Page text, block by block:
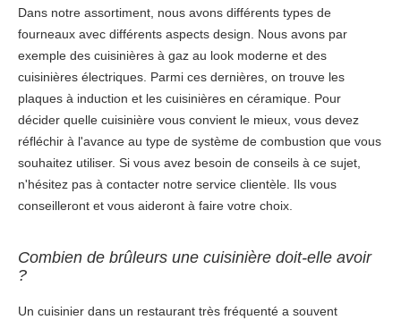
Dans notre assortiment, nous avons différents types de
fourneaux avec différents aspects design. Nous avons par
exemple des cuisinières à gaz au look moderne et des
cuisinières électriques. Parmi ces dernières, on trouve les
plaques à induction et les cuisinières en céramique. Pour
décider quelle cuisinière vous convient le mieux, vous devez
réfléchir à l'avance au type de système de combustion que vous
souhaitez utiliser. Si vous avez besoin de conseils à ce sujet,
n'hésitez pas à contacter notre service clientèle. Ils vous
conseilleront et vous aideront à faire votre choix.
Combien de brûleurs une cuisinière doit-elle avoir
?
Un cuisinier dans un restaurant très fréquenté a souvent